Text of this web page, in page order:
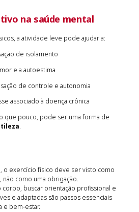
na saúde mental
a atividade leve pode ajudar a:
de isolamento
e a autoestima
de controle e autonomia
associado à doença crônica
que pouco, pode ser uma forma de
.
o exercício físico deve ser visto como
, não como uma obrigação.
buscar orientação profissional e
e adaptadas são passos essenciais
e bem-estar.